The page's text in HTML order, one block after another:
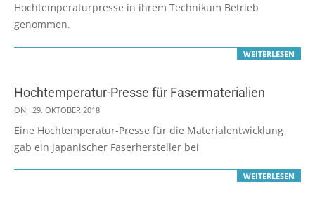
Hochtemperaturpresse in ihrem Technikum Betrieb
genommen.
WEITERLESEN
Hochtemperatur-Presse für Fasermaterialien
2018-
10-
ON: 29. OKTOBER 2018
Eine Hochtemperatur-Presse für die Materialentwicklung
gab ein japanischer Faserhersteller bei
WEITERLESEN